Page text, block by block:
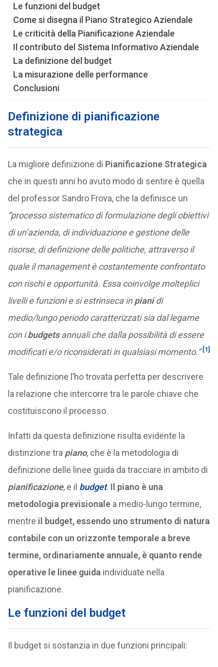
Le funzioni del budget
Come si disegna il Piano Strategico Aziendale
Le criticità della Pianificazione Aziendale
Il contributo del Sistema Informativo Aziendale
La definizione del budget
La misurazione delle performance
Conclusioni
Definizione di pianificazione
strategica
La migliore definizione di Pianificazione Strategica
che in questi anni ho avuto modo di sentire è quella
del professor Sandro Frova, che la definisce un
“processo sistematico di formulazione degli obiettivi
di un’azienda, di individuazione e gestione delle
risorse, di definizione delle politiche, attraverso il
quale il management è costantemente confrontato
con rischi e opportunità. Essa coinvolge molteplici
livelli e funzioni e si estrinseca inpianidi
medio/lungo periodo caratterizzati sia dal legame
con ibudgetsannuali che dalla possibilità di essere
modificati e/o riconsiderati in qualsiasi momento.” [1]
Tale definizione l’ho trovata perfetta per descrivere
la relazione che intercorre tra le parole chiave che
costituiscono il processo.
Infatti da questa definizione risulta evidente la
distinzione tra piano, che è la metodologia di
definizione delle linee guida da tracciare in ambito di
pianificazione, e il budget. Il piano è una
metodologia previsionalea medio-lungo termine,
mentre il budget, essendo uno strumento di natura
contabile con un orizzonte temporale a breve
termine, ordinariamente annuale, è quanto rende
operative le linee guida individuate nella
pianificazione.
Le funzioni del budget
Il budget si sostanzia in due funzioni principali: